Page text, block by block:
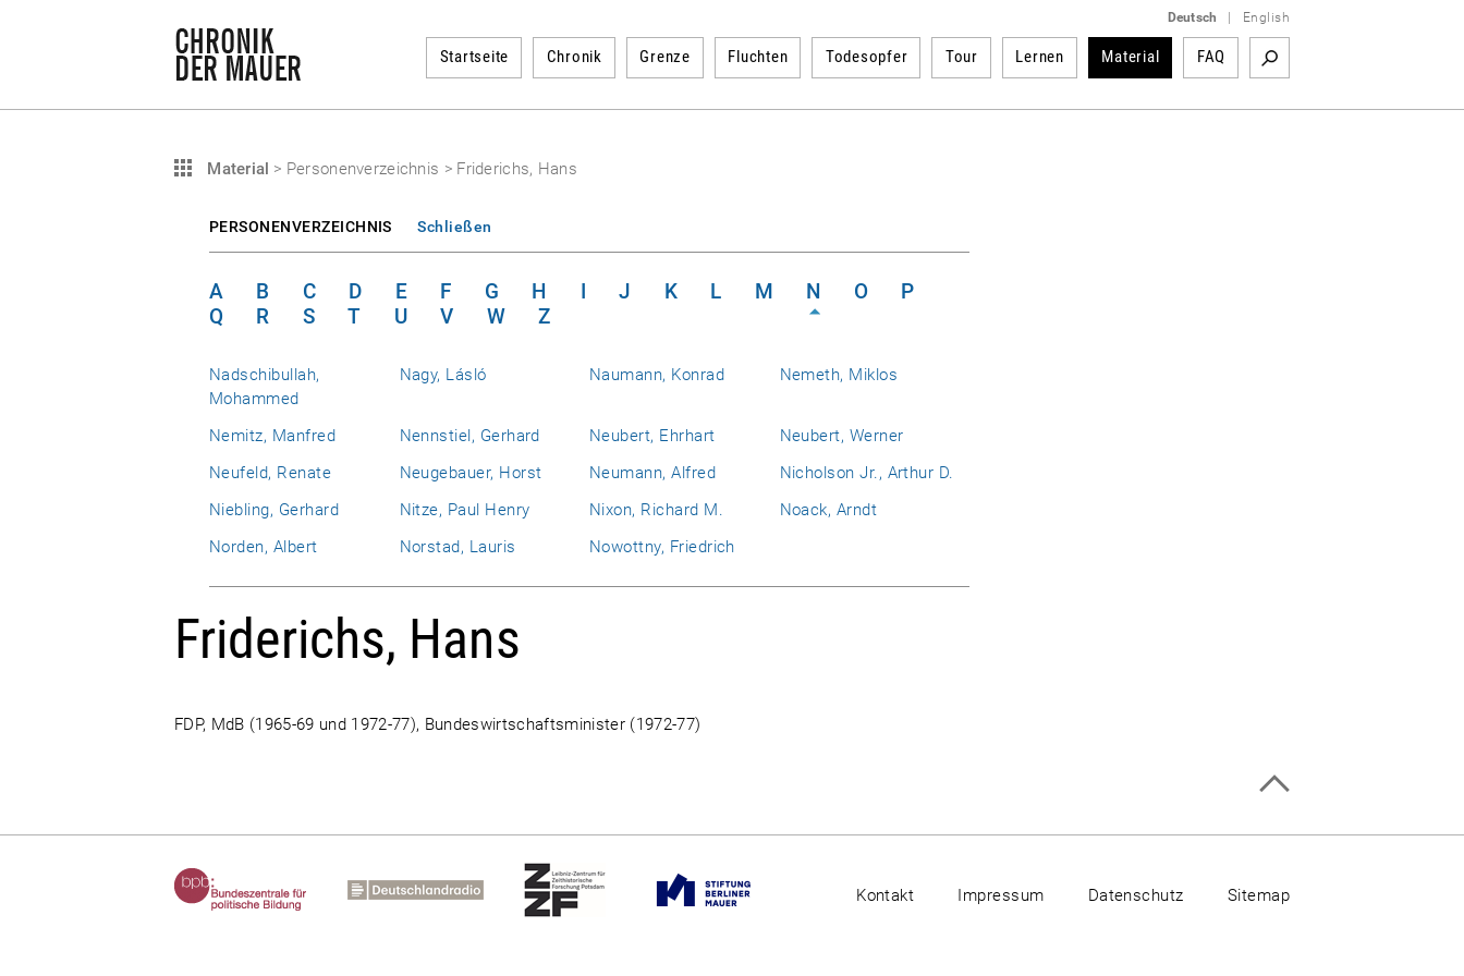
Deutsch English
Startseite Chronik Grenze Fluchten Todesopfer Tour Lernen Material FAQ
Material > Personenverzeichnis > Friderichs, Hans
PERSONENVERZEICHNIS Schließen
A B C D E F G H I J K L M N O
P
Q
R S T U V W Z
Nadschibullah,
Mohammed
Nagy, Lásló Naumann, Konrad Nemeth, Miklos
Nemitz, Manfred Nennstiel, Gerhard Neubert, Ehrhart
Neubert, Werner
Neufeld, Renate
Neugebauer, Horst Neumann, Alfred
Nicholson Jr., Arthur D.
Niebling, Gerhard
Nitze, Paul Henry Nixon, Richard M.
Noack, Arndt
Norden, Albert
Norstad, Lauris Nowottny, Friedrich
Friderichs, Hans
FDP, MdB (1965-69 und 1972-77), Bundeswirtschaftsminister (1972-77)
Kontakt Impressum Datenschutz Sitemap